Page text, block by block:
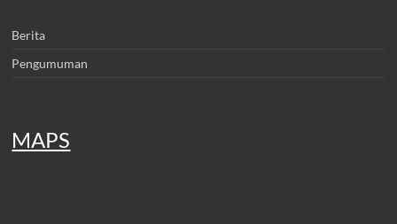
Berita
Pengumuman
MAPS